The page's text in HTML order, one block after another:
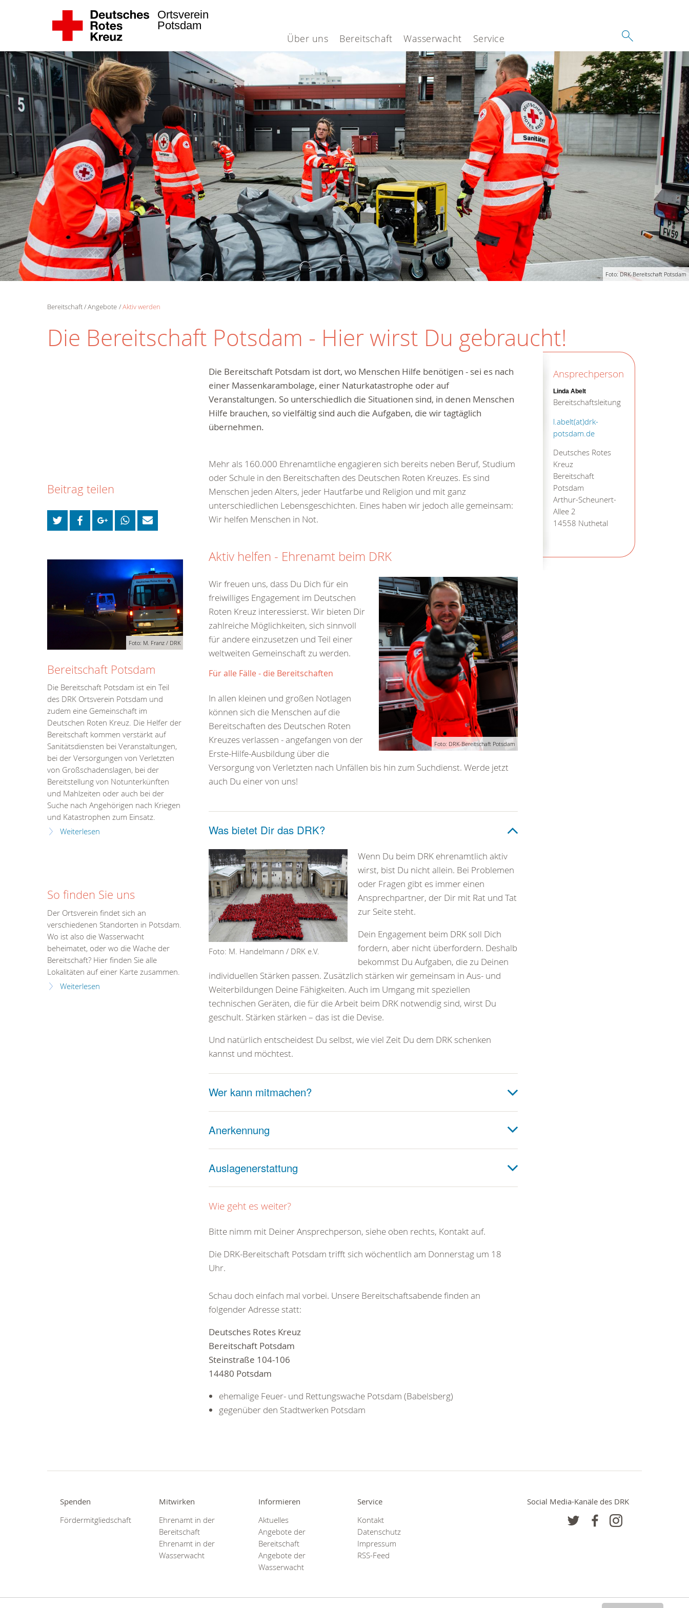
Über uns Bereitschaft Wasserwacht Service
Ortsverein
Potsdam
Foto: DRK-Bereitschaft Potsdam
Bereitschaft Angebote Aktiv werden
Die Bereitschaft Potsdam - Hier wirst Du gebraucht!
Ansprechperson
Linda Abelt
Bereitschaftsleitung
l.abelt(at)drk-
potsdam.de
Deutsches Rotes
Kreuz
Bereitschaft
Potsdam
Arthur-Scheunert-
Allee 2
14558 Nuthetal
Die Bereitschaft Potsdam ist dort, wo Menschen Hilfe benötigen - sei es nach
einer Massenkarambolage, einer Naturkatastrophe oder auf
Veranstaltungen. So unterschiedlich die Situationen sind, in denen Menschen
Hilfe brauchen, so vielfältig sind auch die Aufgaben, die wir tagtäglich
übernehmen.
Mehr als 160.000 Ehrenamtliche engagieren sich bereits neben Beruf, Studium
oder Schule in den Bereitschaften des Deutschen Roten Kreuzes. Es sind
Menschen jeden Alters, jeder Hautfarbe und Religion und mit ganz
unterschiedlichen Lebensgeschichten. Eines haben wir jedoch alle gemeinsam:
Wir helfen Menschen in Not.
Aktiv helfen - Ehrenamt beim DRK
Foto: DRK-Bereitschaft Potsdam
Wir freuen uns, dass Du Dich für ein
freiwilliges Engagement im Deutschen
Roten Kreuz interessierst. Wir bieten Dir
zahlreiche Möglichkeiten, sich sinnvoll
für andere einzusetzen und Teil einer
weltweiten Gemeinschaft zu werden.
Für alle Fälle - die Bereitschaften
In allen kleinen und großen Notlagen
können sich die Menschen auf die
Bereitschaften des Deutschen Roten
Kreuzes verlassen - angefangen von der
Erste-Hilfe-Ausbildung über die
Versorgung von Verletzten nach Unfällen bis hin zum Suchdienst. Werde jetzt
auch Du einer von uns!
Was bietet Dir das DRK?
Foto: M. Handelmann / DRK e.V.
Wenn Du beim DRK ehrenamtlich aktiv
wirst, bist Du nicht allein. Bei Problemen
oder Fragen gibt es immer einen
Ansprechpartner, der Dir mit Rat und Tat
zur Seite steht.
Dein Engagement beim DRK soll Dich
fordern, aber nicht überfordern. Deshalb
bekommst Du Aufgaben, die zu Deinen
individuellen Stärken passen. Zusätzlich stärken wir gemeinsam in Aus- und
Weiterbildungen Deine Fähigkeiten. Auch im Umgang mit speziellen
technischen Geräten, die für die Arbeit beim DRK notwendig sind, wirst Du
geschult. Stärken stärken – das ist die Devise.
Und natürlich entscheidest Du selbst, wie viel Zeit Du dem DRK schenken
kannst und möchtest.
Wer kann mitmachen?
Anerkennung
Auslagenerstattung
Wie geht es weiter?
Bitte nimm mit Deiner Ansprechperson, siehe oben rechts, Kontakt auf.
Die DRK-Bereitschaft Potsdam trifft sich wöchentlich am Donnerstag um 18
Uhr.
Schau doch einfach mal vorbei. Unsere Bereitschaftsabende finden an
folgender Adresse statt:
Deutsches Rotes Kreuz
Bereitschaft Potsdam
Steinstraße 104-106
14480 Potsdam
ehemalige Feuer- und Rettungswache Potsdam (Babelsberg)
gegenüber den Stadtwerken Potsdam
Beitrag teilen
Foto: M. Franz / DRK
Bereitschaft Potsdam
Die Bereitschaft Potsdam ist ein Teil
des DRK Ortsverein Potsdam und
zudem eine Gemeinschaft im
Deutschen Roten Kreuz. Die Helfer der
Bereitschaft kommen verstärkt auf
Sanitätsdiensten bei Veranstaltungen,
bei der Versorgungen von Verletzten
von Großschadenslagen, bei der
Bereitstellung von Notunterkünften
und Mahlzeiten oder auch bei der
Suche nach Angehörigen nach Kriegen
und Katastrophen zum Einsatz.
Weiterlesen
So finden Sie uns
Der Ortsverein findet sich an
verschiedenen Standorten in Potsdam.
Wo ist also die Wasserwacht
beheimatet, oder wo die Wache der
Bereitschaft? Hier finden Sie alle
Lokalitäten auf einer Karte zusammen.
Weiterlesen
Spenden
Fördermitgliedschaft
Mitwirken
Ehrenamt in der
Bereitschaft
Ehrenamt in der
Wasserwacht
Informieren
Aktuelles
Angebote der
Bereitschaft
Angebote der
Wasserwacht
Service
Kontakt
Datenschutz
Impressum
RSS-Feed
Social Media-Kanäle des DRK